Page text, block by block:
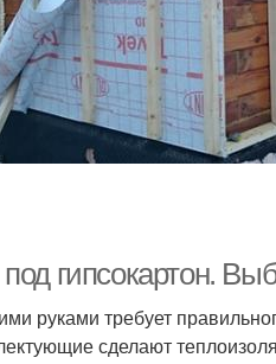
гипсокартон.
руками требует
сделают